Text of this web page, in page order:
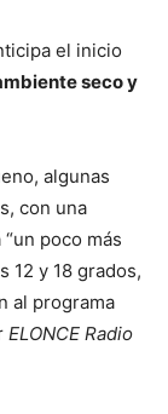
el inicio
seco y
algunas
con una
poco más
12 y 18 grados,
al programa
ELONCE Radio